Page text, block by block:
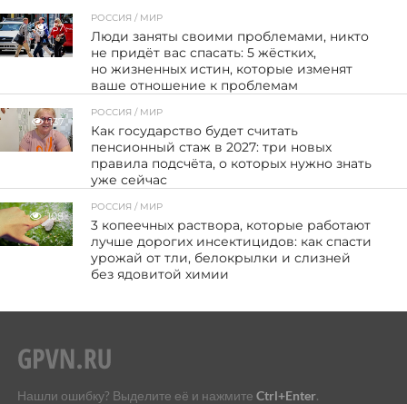
57
РОССИЯ / МИР
Люди заняты своими проблемами, никто
не придёт вас спасать: 5 жёстких,
но жизненных истин, которые изменят
ваше отношение к проблемам
137
РОССИЯ / МИР
Как государство будет считать
пенсионный стаж в 2027: три новых
правила подсчёта, о которых нужно знать
уже сейчас
108
РОССИЯ / МИР
3 копеечных раствора, которые работают
лучше дорогих инсектицидов: как спасти
урожай от тли, белокрылки и слизней
без ядовитой химии
Нашли ошибку? Выделите её и нажмите Ctrl+Enter.